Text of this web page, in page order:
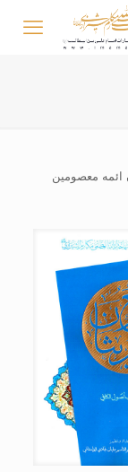
معصومین